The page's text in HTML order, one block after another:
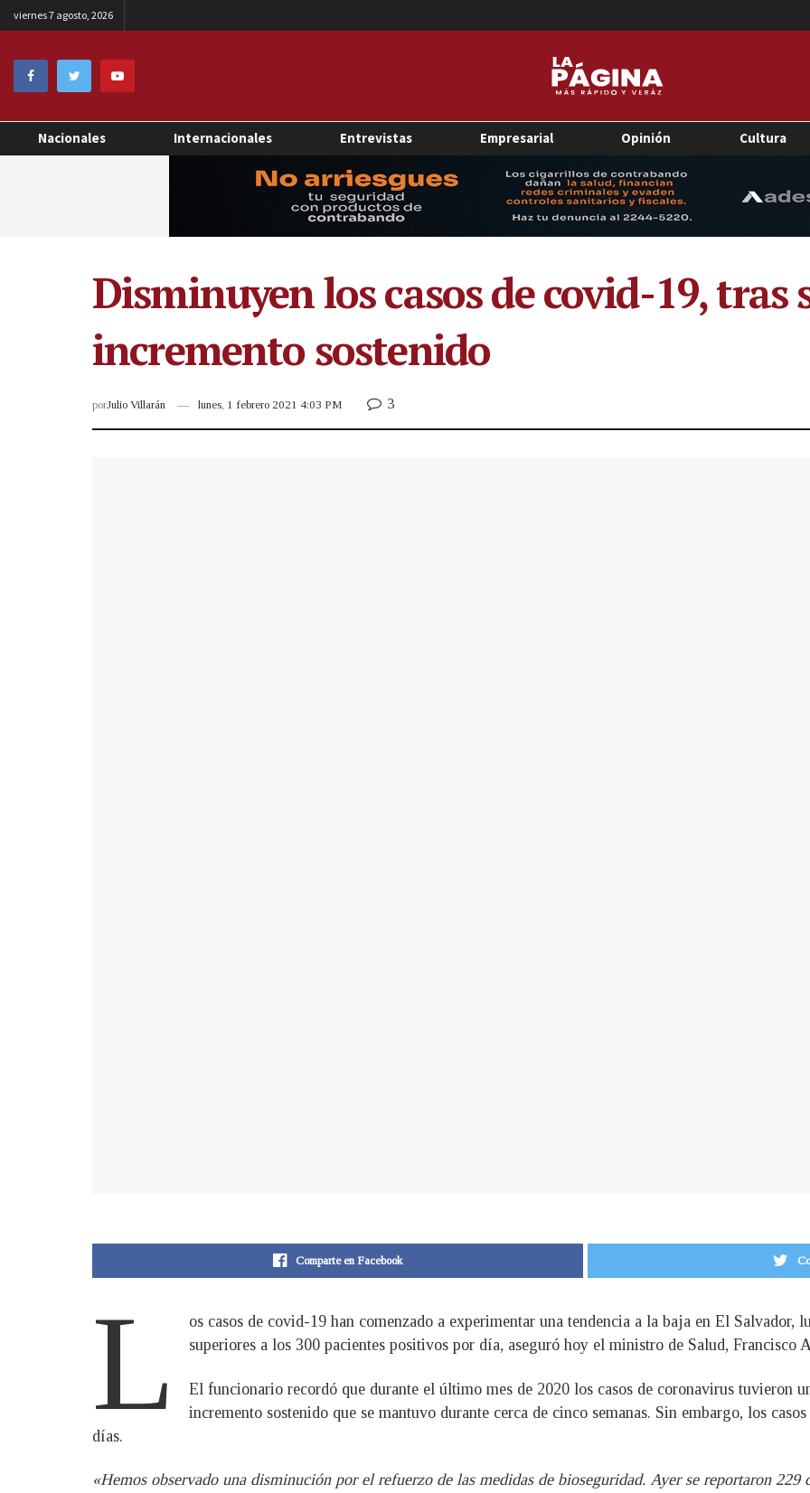
viernes 7 agosto, 2026
Nacionales Internacionales Entrevistas Empresarial Opinión Cultura
Disminuyen los casos de covid-19, tras
incremento sostenido
porJulio Villarán lunes, 1 febrero 2021 4:03 PM 3
Comparte en Facebook
L
os casos de covid-19 han comenzado a experimentar una tendencia a la baja en El Salvador,
superiores a los 300 pacientes positivos por día, aseguró hoy el ministro de Salud, Francisco
El funcionario recordó que durante el último mes de 2020 los casos de coronavirus tuvieron
incremento sostenido que se mantuvo durante cerca de cinco semanas. Sin embargo, los
días.
«Hemos observado una disminución por el refuerzo de las medidas de bioseguridad. Ayer se reportaron 229